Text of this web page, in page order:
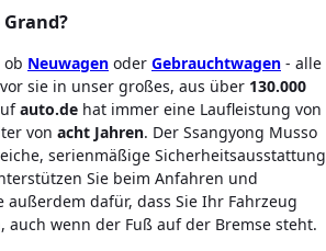
Neuwagen oder Gebrauchtwagen - alle
sie in unser großes, aus über 130.000
auto.de hat immer eine Laufleistung von
von acht Jahren. Der Ssangyong Musso
serienmäßige Sicherheitsausstattung
Sie beim Anfahren und
dafür, dass Sie Ihr Fahrzeug
wenn der Fuß auf der Bremse steht.